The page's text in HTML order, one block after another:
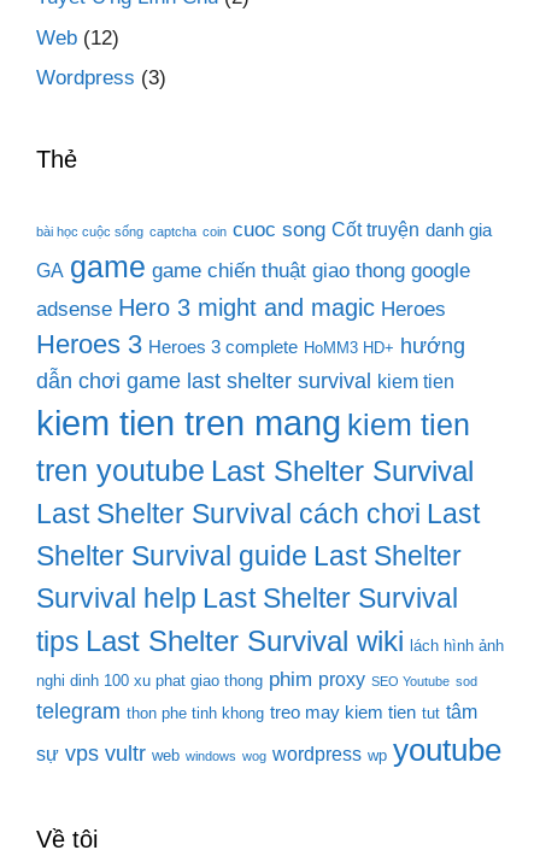
Web (12)
Wordpress (3)
Thẻ
bài học cuộc sống captcha coin cuoc song Cốt truyện danh gia
GA game game chiến thuật giao thong google
adsense Hero 3 might and magic Heroes
Heroes 3 Heroes 3 complete HoMM3 HD+ hướng
dẫn chơi game last shelter survival kiem tien
kiem tien tren mang kiem tien
tren youtube Last Shelter Survival
Last Shelter Survival cách chơi Last
Shelter Survival guide Last Shelter
Survival help Last Shelter Survival
tips Last Shelter Survival wiki lách hình ảnh
nghi dinh 100 xu phat giao thong phim proxy SEO Youtube sod
telegram thon phe tinh khong treo may kiem tien tut tâm
sự vps vultr web windows wog wordpress wp youtube
Về tôi